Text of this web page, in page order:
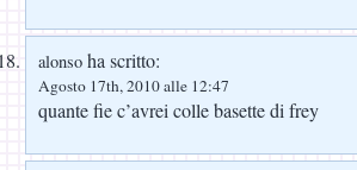
alonso ha scritto:
Agosto 17th, 2010 alle 12:47
quante fie c’avrei colle basette di frey